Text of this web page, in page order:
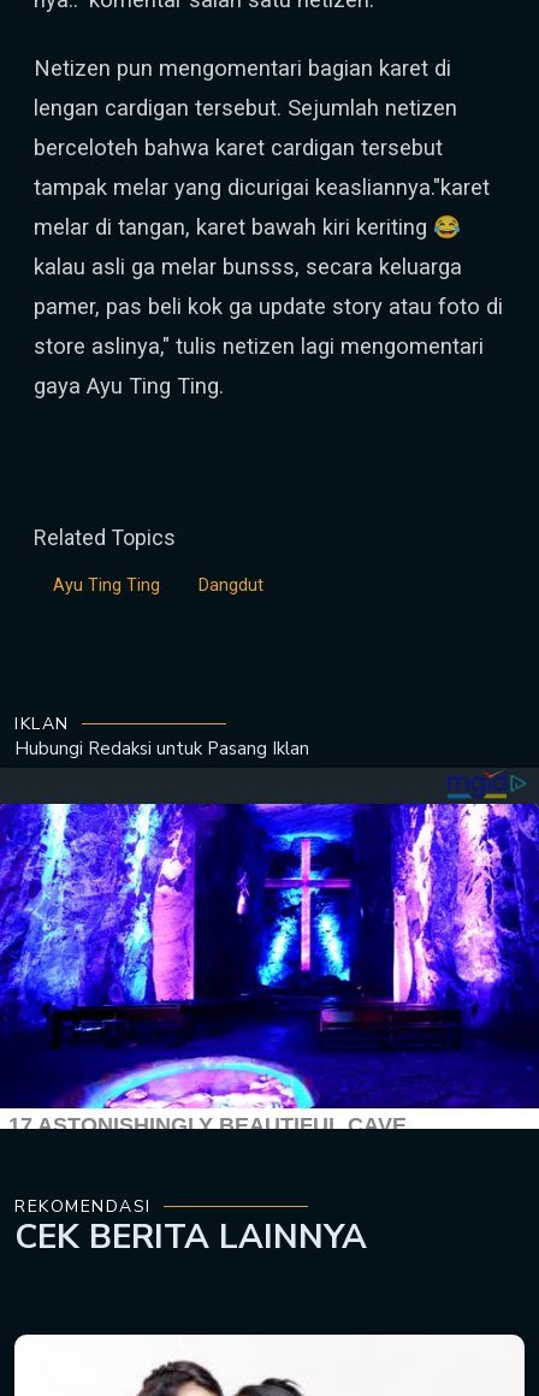
Netizen pun mengomentari bagian karet di
lengan cardigan tersebut. Sejumlah netizen
berceloteh bahwa karet cardigan tersebut
tampak melar yang dicurigai keasliannya."karet
melar di tangan, karet bawah kiri keriting 😂
kalau asli ga melar bunsss, secara keluarga
pamer, pas beli kok ga update story atau foto di
store aslinya," tulis netizen lagi mengomentari
gaya Ayu Ting Ting.
Related Topics
Ayu Ting Ting Dangdut
IKLAN
Hubungi Redaksi untuk Pasang Iklan
REKOMENDASI
CEK BERITA LAINNYA